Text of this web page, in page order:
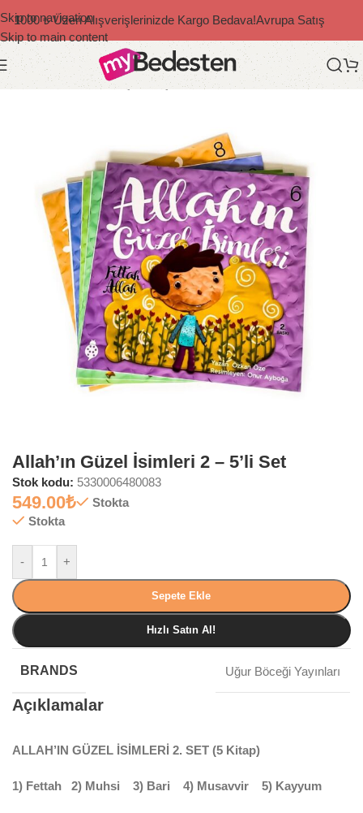
Skip to navigation
Skip to main content
1000 ₺ Üzeri Alışverişlerinizde Kargo Bedava!Avrupa Satış
Ana Sayfa Bedesten Çocuk Çocuk Kitapları
Allah’ın Güzel İsimleri 2 – 5’li Set
Stok kodu: 5330006480083
549.00₺
Stokta
Stokta
- +
Sepete Ekle
Hızlı Satın Al!
BRANDS Uğur Böceği Yayınları
Açıklamalar
ALLAH’IN GÜZEL İSİMLERİ 2. SET (5 Kitap)
1) Fettah 2) Muhsi 3) Bari 4) Musavvir 5) Kayyum